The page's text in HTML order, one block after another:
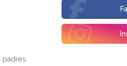
padres